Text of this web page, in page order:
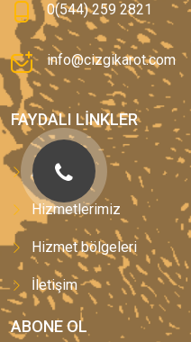
0(544) 259 2821
info@cizgikarot.com
FAYDALI LINKLER
Anasayfa
Hizmetlerimiz
Hizmet bölgeleri
İletişim
ABONE OL